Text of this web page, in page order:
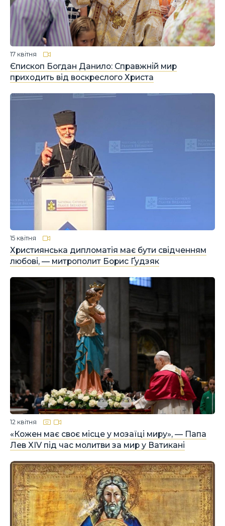
Єпископ Богдан Данило: Справжній мир
приходить від воскреслого Христа
17 квітня
Християнська дипломатія має бути свідченням
любові, — митрополит Борис Ґудзяк
15 квітня
«Кожен має своє місце у мозаїці миру», — Папа
Лев XIV під час молитви за мир у Ватикані
12 квітня